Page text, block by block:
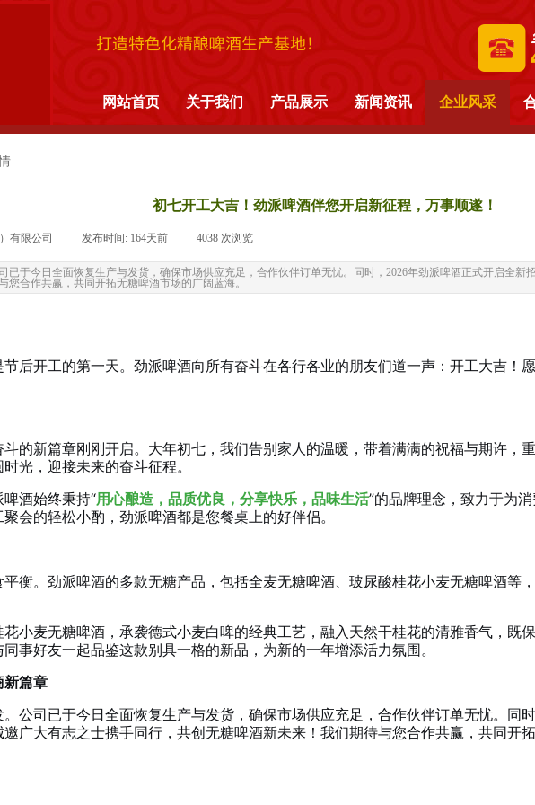
打造特色化精酿啤酒生产基地！
网站首页 关于我们 产品展示 新闻资讯 企业风采
初七开工大吉！劲派啤酒伴您开启新征程，万事顺遂！
有限公司 发布时间: 164天前 4038 次浏览
已于今日全面恢复生产与发货，确保市场供应充足，合作伙伴订单无忧。同时，2026年劲派啤酒正式开启全
合作共赢，共同开拓无糖啤酒市场的广阔蓝海。
后开工的第一天。劲派啤酒向所有奋斗在各行各业的朋友们道一声：开工大吉！
的新篇章刚刚开启。大年初七，我们告别家人的温暖，带着满满的祝福与期许，
光，迎接未来的奋斗征程。
酒始终秉持“用心酿造，品质优良，分享快乐，品味生活”的品牌理念，致力于为
会的轻松小酌，劲派啤酒都是您餐桌上的好伴侣。
衡。劲派啤酒的多款无糖产品，包括全麦无糖啤酒、玻尿酸桂花小麦无糖啤酒
小麦无糖啤酒，承袭德式小麦白啤的经典工艺，融入天然干桂花的清雅香气，既
事好友一起品鉴这款别具一格的新品，为新的一年增添活力氛围。
新篇章
公司已于今日全面恢复生产与发货，确保市场供应充足，合作伙伴订单无忧。同
广大有志之士携手同行，共创无糖啤酒新未来！我们期待与您合作共赢，共同开